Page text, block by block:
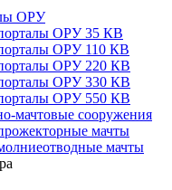
ОРУ
ОРУ 35 КВ
ОРУ 110 КВ
ОРУ 220 КВ
ОРУ 330 КВ
ОРУ 550 КВ
мачтовые сооружения
мачты
мачты